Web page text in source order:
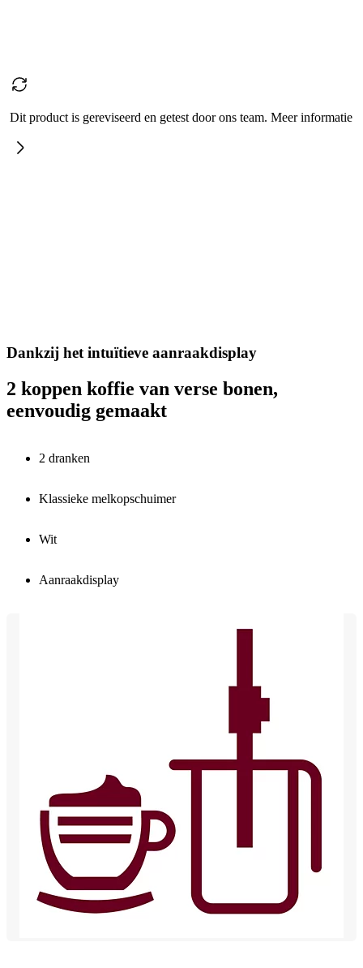
Dit product is gereviseerd en getest door ons team. Meer informatie
Dankzij het intuïtieve aanraakdisplay
2 koppen koffie van verse bonen,
eenvoudig gemaakt
2 dranken
Klassieke melkopschuimer
Wit
Aanraakdisplay